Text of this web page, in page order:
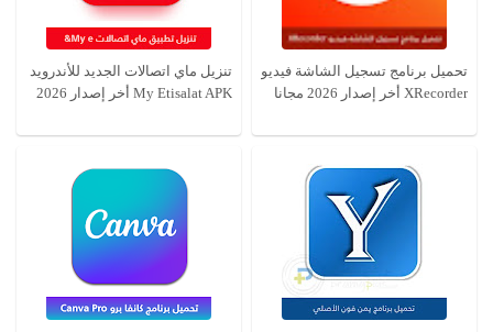
تحميل برنامج تسجيل الشاشة فيديو
XRecorder أخر إصدار 2026 مجانا
تنزيل ماي اتصالات الجديد للأندرويد
My Etisalat APK أخر إصدار 2026